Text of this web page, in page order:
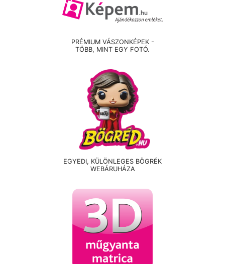
PRÉMIUM VÁSZONKÉPEK -
TÖBB, MINT EGY FOTÓ.
EGYEDI, KÜLÖNLEGES BÖGRÉK
WEBÁRUHÁZA